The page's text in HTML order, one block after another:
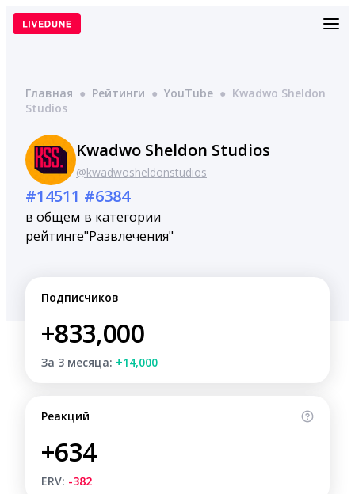
Перейти
Главная ● Рейтинги ● YouTube ● Kwadwo Sheldon
Studios
Kwadwo Sheldon Studios
@kwadwosheldonstudios
#14511
в общем
рейтинге
#6384
в категории
"Развлечения"
Подписчиков
+833,000
За 3 месяца: +14,000
Реакций
+634
ERV: -382